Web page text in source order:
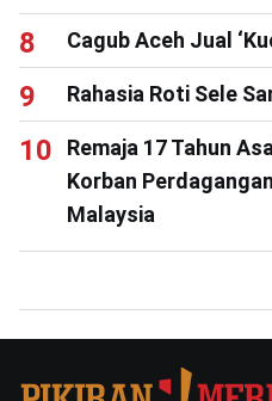
Cagub Aceh Jual
Rahasia Roti Sele
Remaja 17 Tahun
Korban
Malaysia